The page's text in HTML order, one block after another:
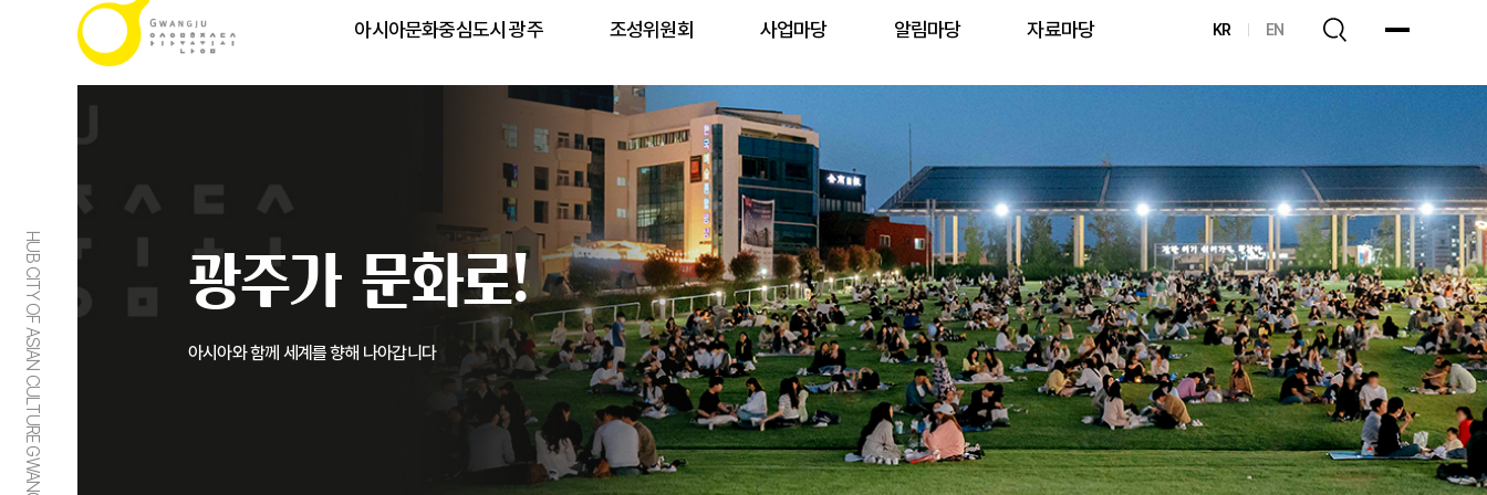
아시아문화중심도시 광주 조성위원회 사업마당 알림마당 자료마당 KR EN
HUB CITY OF ASIAN CULTURE GWANGJU 광주가 문화로!
아시아와 함께 세계를 향해 나아갑니다